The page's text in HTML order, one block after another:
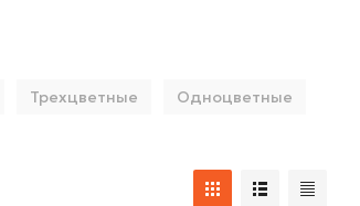
Трехцветные Одноцветные